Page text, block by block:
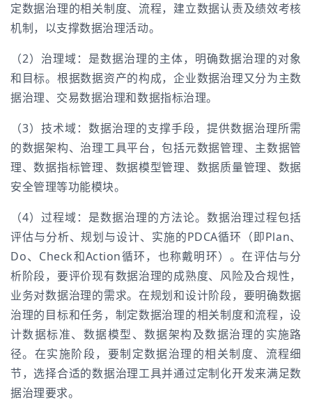
定数据治理的相关制度、流程，建立数据认责及绩效考核
机制，以支撑数据治理活动。
（2）治理域：是数据治理的主体，明确数据治理的对象
和目标。根据数据资产的构成，企业数据治理又分为主数
据治理、交易数据治理和数据指标治理。
（3）技术域：数据治理的支撑手段，提供数据治理所需
的数据架构、治理工具平台，包括元数据管理、主数据管
理、数据指标管理、数据模型管理、数据质量管理、数据
安全管理等功能模块。
（4）过程域：是数据治理的方法论。数据治理过程包括
评估与分析、规划与设计、实施的PDCA循环（即Plan、
Do、Check和Action循环，也称戴明环）。在评估与分
析阶段，要评价现有数据治理的成熟度、风险及合规性，
业务对数据治理的需求。在规划和设计阶段，要明确数据
治理的目标和任务，制定数据治理的相关制度和流程，设
计数据标准、数据模型、数据架构及数据治理的实施路
径。在实施阶段，要制定数据治理的相关制度、流程细
节，选择合适的数据治理工具并通过定制化开发来满足数
据治理要求。